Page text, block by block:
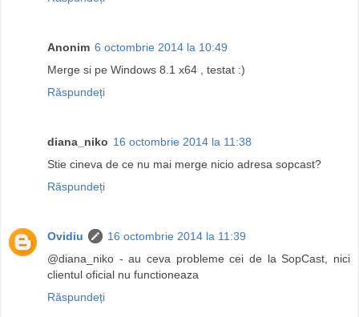
Anonim 6 octombrie 2014 la 10:49
Merge si pe Windows 8.1 x64 , testat :)
Răspundeți
diana_niko 16 octombrie 2014 la 11:38
Stie cineva de ce nu mai merge nicio adresa sopcast?
Răspundeți
Ovidiu
16 octombrie 2014 la 11:39
@diana_niko - au ceva probleme cei de la SopCast, nici
clientul oficial nu functioneaza
Răspundeți